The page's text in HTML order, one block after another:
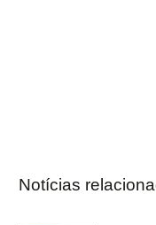
Notícias